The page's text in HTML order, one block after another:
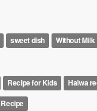
sweet dish Without Milk
Recipe for Kids Halwa